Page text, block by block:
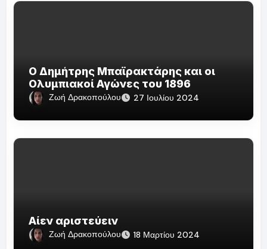
Ο Δημήτρης Μπαϊρακτάρης και οι
Ολυμπιακοί Αγώνες του 1896
Ζωή Δρακοπούλου 27 Ιουλίου 2024
Αίεν αριστεύειν
Ζωή Δρακοπούλου 18 Μαρτίου 2024